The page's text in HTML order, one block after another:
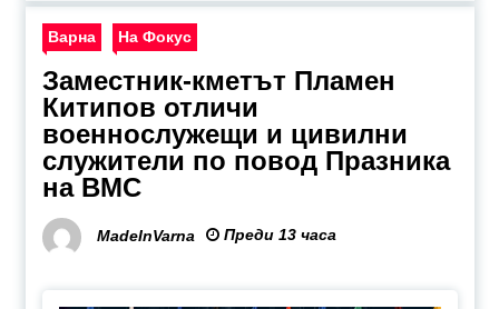
Варна На Фокус
Заместник-кметът Пламен
Китипов отличи
военнослужещи и цивилни
служители по повод Празника
на ВМС
MadeInVarna Преди 13 часа